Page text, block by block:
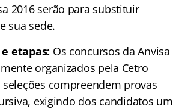
2016 serão para substituir
sua sede.
etapas: Os concursos da Anvisa
organizados pela Cetro
seleções compreendem provas
exigindo dos candidatos um